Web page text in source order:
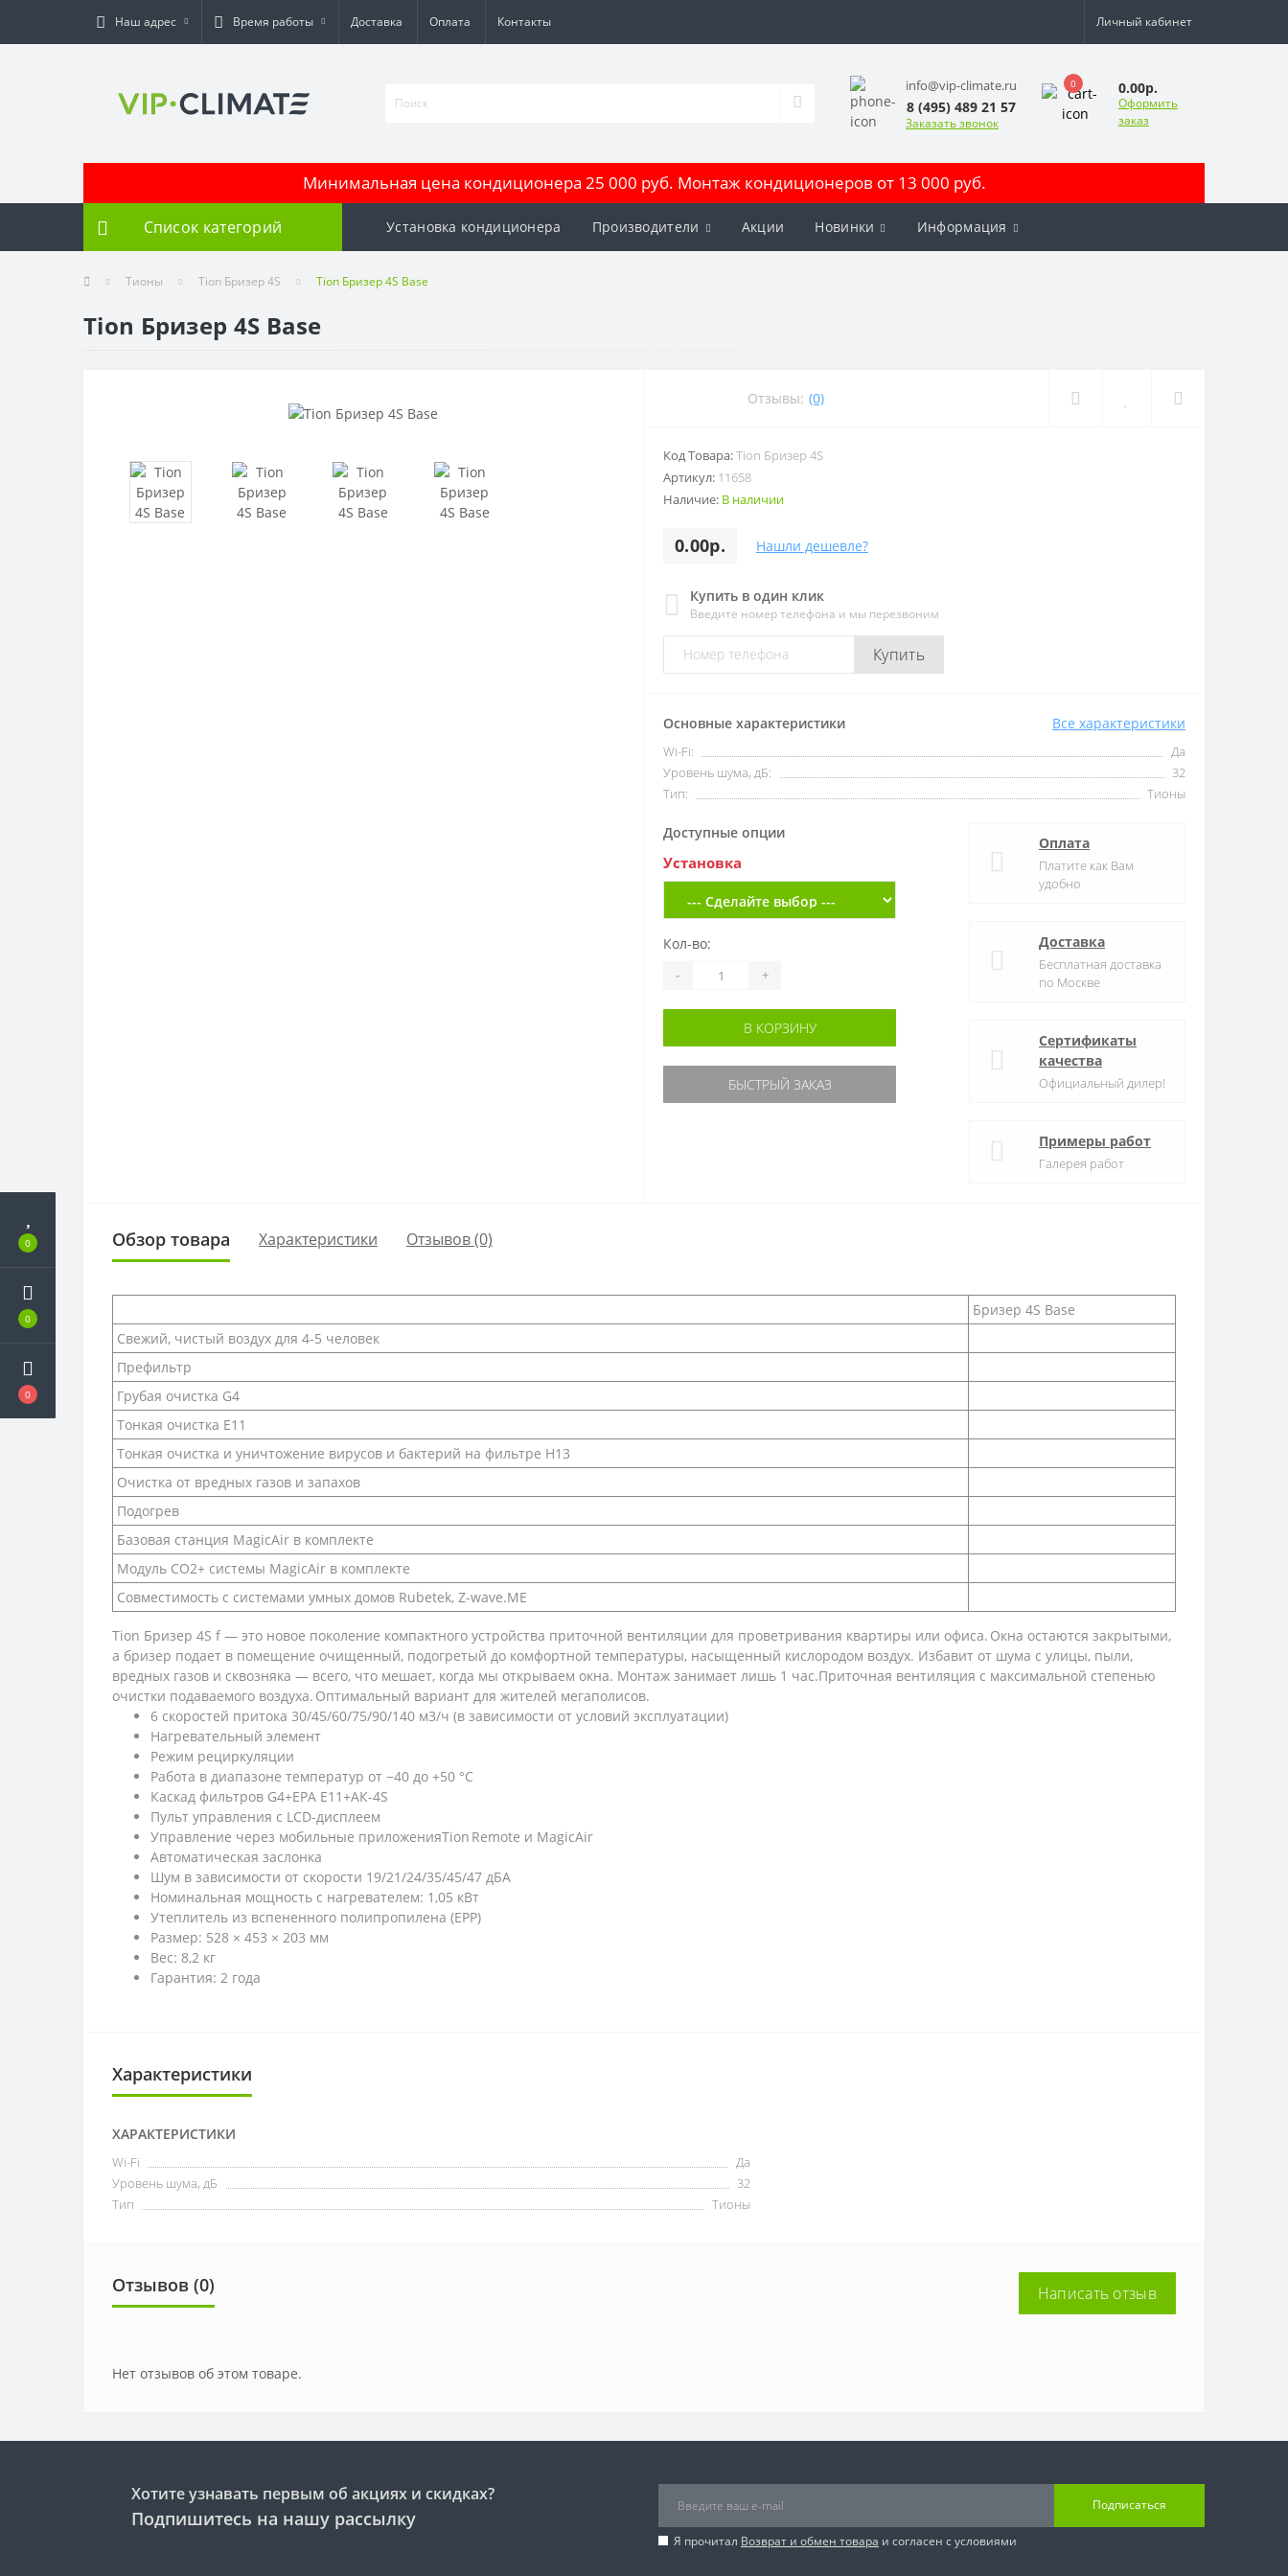
0
0
0
Наш адрес Время работы Доставка Оплата Контакты Личный кабинет
info@vip-climate.ru
8 (495) 489 21 57
Заказать звонок
0 0.00р.
Оформить
заказ
Минимальная цена кондиционера 25 000 руб. Монтаж кондиционеров от 13 000 руб.
Список категорий Установка кондиционера Производители Акции Новинки Информация
Тионы Tion Бризер 4S Tion Бризер 4S Base
Tion Бризер 4S Base
Отзывы: (0)
Код Товара:Tion Бризер 4S
Артикул: 11658
Наличие: В наличии
0.00р. Нашли дешевле?
Купить в один клик
Введите номер телефона и мы перезвоним
Купить
Основные характеристики Все характеристики
Wi-Fi:
Да
Уровень шума, дБ:
32
Тип:
Тионы
Доступные опции
Установка
Кол-во:
- +
В КОРЗИНУ
БЫСТРЫЙ ЗАКАЗ
Оплата
Платите как Вам
удобно
Доставка
Бесплатная доставка
по Москве
Сертификаты
качества
Официальный дилер!
Примеры работ
Галерея работ
Обзор товара Характеристики Отзывов (0)
Бризер 4S Base
Свежий, чистый воздух для 4-5 человек
Префильтр
Грубая очистка G4
Тонкая очистка Е11
Тонкая очистка и уничтожение вирусов и бактерий на фильтре H13
Очистка от вредных газов и запахов
Подогрев
Базовая станция MagicAir в комплекте
Модуль СО2+ системы MagicAir в комплекте
Совместимость с системами умных домов Rubetek, Z-wave.ME
Tion Бризер 4S f — это новое поколение компактного устройства приточной вентиляции для проветривания квартиры или офиса. Окна остаются закрытыми,
а бризер подает в помещение очищенный, подогретый до комфортной температуры, насыщенный кислородом воздух. Избавит от шума с улицы, пыли,
вредных газов и сквозняка — всего, что мешает, когда мы открываем окна. Монтаж занимает лишь 1 час.Приточная вентиляция с максимальной степенью
очистки подаваемого воздуха. Оптимальный вариант для жителей мегаполисов.
6 скоростей притока 30/45/60/75/90/140 м3/ч (в зависимости от условий эксплуатации)
Нагревательный элемент
Режим рециркуляции
Работа в диапазоне температур от −40 до +50 °С
Каскад фильтров G4+EPA E11+АК-4S
Пульт управления с LCD-дисплеем
Управление через мобильные приложенияTion Remote и MagicAir
Автоматическая заслонка
Шум в зависимости от скорости 19/21/24/35/45/47 дБА
Номинальная мощность с нагревателем: 1,05 кВт
Утеплитель из вспененного полипропилена (EPP)
Размер: 528 × 453 × 203 мм
Вес: 8,2 кг
Гарантия: 2 года
Характеристики
ХАРАКТЕРИСТИКИ
Wi-Fi
Да
Уровень шума, дБ
32
Тип
Тионы
Отзывов (0) Написать отзыв
Нет отзывов об этом товаре.
Хотите узнавать первым об акциях и скидках?
Подпишитесь на нашу рассылку
Подписаться
Я прочитал Возврат и обмен товара и согласен с условиями